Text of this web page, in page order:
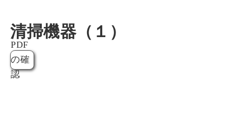
清掃機器（１）
PDF
の確
認